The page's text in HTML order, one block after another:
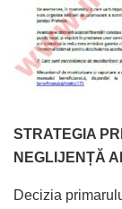
STRATEGIA
NEGLIJENȚĂ
Decizia